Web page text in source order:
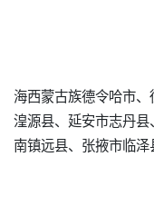
海西蒙古族德令哈市
湟源县、延安市志丹
南镇远县、张掖市临泽